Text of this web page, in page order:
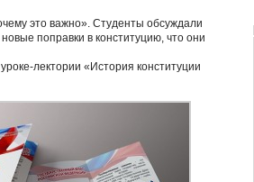
это важно». Студенты обсуждали
поправки в конституцию, что они
лектории «История конституции